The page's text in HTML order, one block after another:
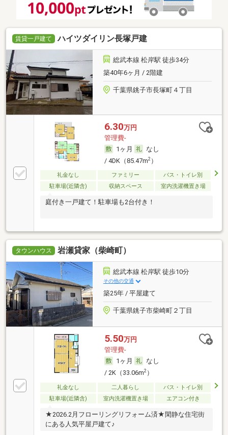
賃貸一戸建て ハイツダイリン長塚戸建
総武本線 松岸駅 徒歩34分
築40年6ヶ月 / 2階建
千葉県銚子市長塚町４丁目
6.30万円
管理費-
1ヶ月
なし
/ 4DK（85.47m2）
礼金なし ファミリー
バス・トイレ別
駐車場(近隣含)
収納スペース 室内洗濯機置き場
庭付き一戸建て！駐車場も2台付き！
タウンハウス 岩瀬貸家（柴崎町）
総武本線 松岸駅 徒歩10分
その他の交通
築25年 / 平屋建て
千葉県銚子市柴崎町２丁目
5.50万円
管理費-
1ヶ月
なし
/ 2K（33.06m2）
礼金なし 二人暮らし
バス・トイレ別
駐車場(近隣含)
室内洗濯機置き場 エアコン付き
★2026.2月フローリングリフォーム済★閑静な住宅街
にある人気平屋戸建て♪